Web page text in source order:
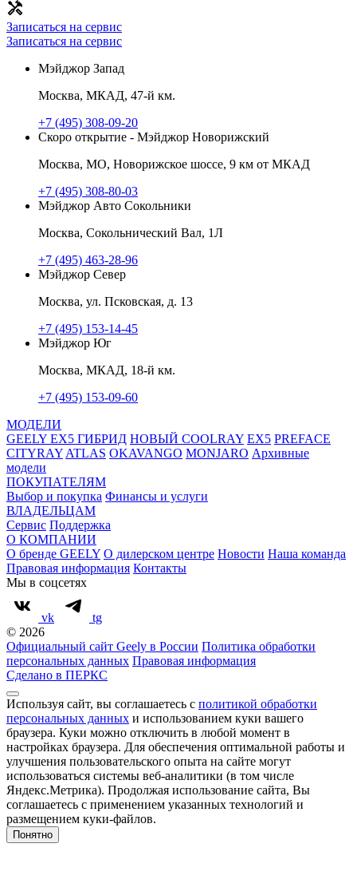
Записаться на сервис
Записаться на сервис
Мэйджор Запад
Москва, МКАД, 47-й км.
+7 (495) 308-09-20
Скоро открытие - Мэйджор Новорижский
Москва, МО, Новорижское шоссе, 9 км от МКАД
+7 (495) 308-80-03
Мэйджор Авто Сокольники
Москва, Сокольнический Вал, 1Л
+7 (495) 463-28-96
Мэйджор Север
Москва, ул. Псковская, д. 13
+7 (495) 153-14-45
Мэйджор Юг
Москва, МКАД, 18-й км.
+7 (495) 153-09-60
МОДЕЛИ
GEELY EX5 ГИБРИД НОВЫЙ COOLRAY EX5 PREFACE
CITYRAY ATLAS OKAVANGO MONJARO Архивные
модели
ПОКУПАТЕЛЯМ
Выбор и покупка Финансы и услуги
ВЛАДЕЛЬЦАМ
Сервис Поддержка
О КОМПАНИИ
О бренде GEELY О дилерском центре Новости Наша команда
Правовая информация Контакты
Мы в соцсетях
vk
tg
© 2026
Официальный сайт Geely в России Политика обработки
персональных данных Правовая информация
Сделано в ПЕРКС
Используя сайт, вы соглашаетесь с политикой обработки
персональных данных и использованием куки вашего
браузера. Куки можно отключить в любой момент в
настройках браузера. Для обеспечения оптимальной работы и
улучшения пользовательского опыта на сайте могут
использоваться системы веб-аналитики (в том числе
Яндекс.Метрика). Продолжая использование сайта, Вы
соглашаетесь с применением указанных технологий и
размещением куки-файлов.
Понятно